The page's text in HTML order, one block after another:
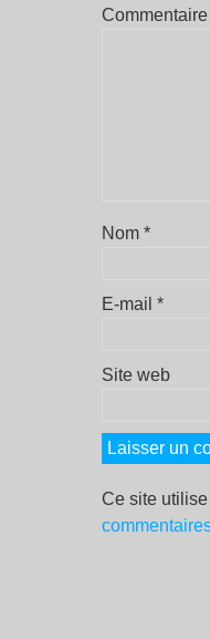
Commentaire
Nom *
E-mail *
Site web
Ce site